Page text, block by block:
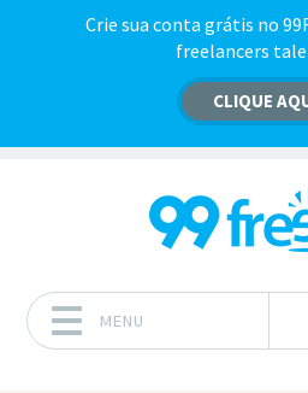
Crie sua conta grátis no
freelancers
CLIQUE
MENU